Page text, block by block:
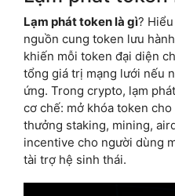
Lạm phát token là gì?
nguồn cung token lưu
khiến mỗi token đại diện
tổng giá trị mạng lưới nếu
ứng. Trong crypto, lạm
cơ chế: mở khóa token
thưởng staking, mining,
incentive cho người dùng
tài trợ hệ sinh thái.